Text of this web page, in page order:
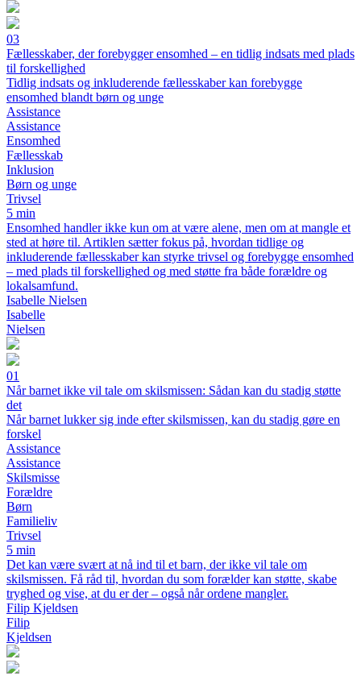
03
Fællesskaber, der forebygger ensomhed – en tidlig indsats med plads
til forskellighed
Tidlig indsats og inkluderende fællesskaber kan forebygge
ensomhed blandt børn og unge
Assistance
Assistance
Ensomhed
Fællesskab
Inklusion
Børn og unge
Trivsel
5 min
Ensomhed handler ikke kun om at være alene, men om at mangle et
sted at høre til. Artiklen sætter fokus på, hvordan tidlige og
inkluderende fællesskaber kan styrke trivsel og forebygge ensomhed
– med plads til forskellighed og med støtte fra både forældre og
lokalsamfund.
Isabelle Nielsen
Isabelle
Nielsen
01
Når barnet ikke vil tale om skilsmissen: Sådan kan du stadig støtte
det
Når barnet lukker sig inde efter skilsmissen, kan du stadig gøre en
forskel
Assistance
Assistance
Skilsmisse
Forældre
Børn
Familieliv
Trivsel
5 min
Det kan være svært at nå ind til et barn, der ikke vil tale om
skilsmissen. Få råd til, hvordan du som forælder kan støtte, skabe
tryghed og vise, at du er der – også når ordene mangler.
Filip Kjeldsen
Filip
Kjeldsen